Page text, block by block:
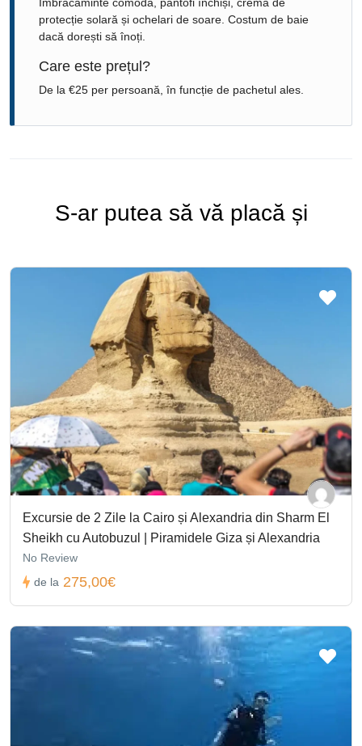
Îmbrăcăminte comodă, pantofi închiși, cremă de
protecție solară și ochelari de soare. Costum de baie
dacă dorești să înoți.
Care este prețul?
De la €25 per persoană, în funcție de pachetul ales.
S-ar putea să vă placă și
Excursie de 2 Zile la Cairo și Alexandria din Sharm El
Sheikh cu Autobuzul | Piramidele Giza și Alexandria
No Review
de la 275,00€